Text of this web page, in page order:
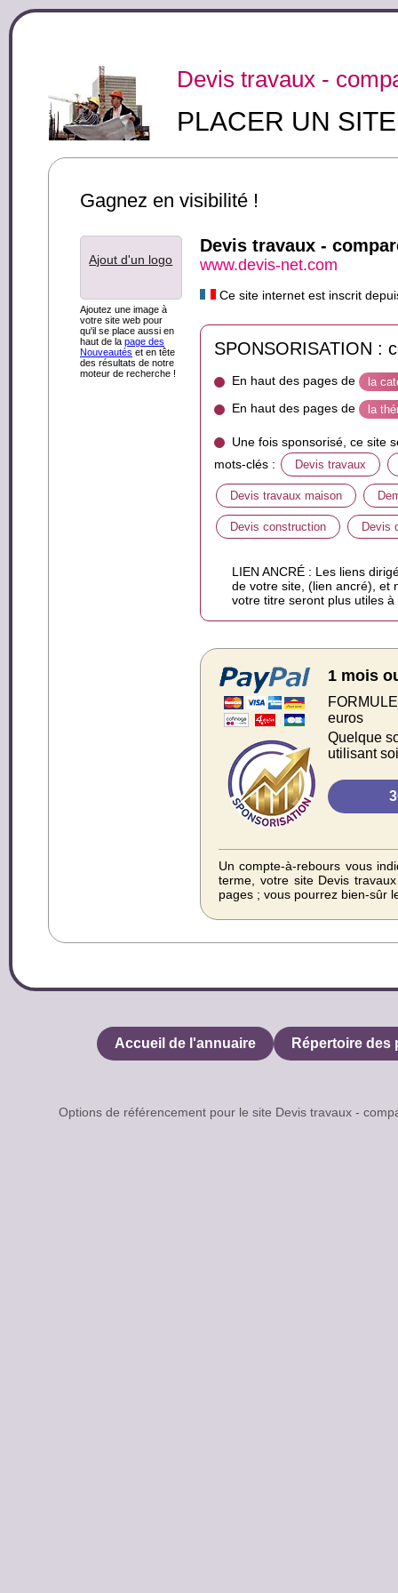
Devis travaux -
PLACER UN
Gagnez en visibilité !
Ajout d'un logo
Ajoutez une image à
votre site web pour
qu'il se place aussi en
haut de la page des
Nouveautés et en tête
des résultats de notre
moteur de recherche !
Devis travaux -
www.devis-net.com
Ce site internet est inscrit
SPONSORISATION :
En haut des pages de la
En haut des pages de la
Une fois sponsorisé, ce site
mots-clés :
Devis travaux
Devis travaux maison
Devis construction Devis
LIEN ANCRÉ : Les liens
de votre site, (lien ancré), et
votre titre seront plus utiles
1 mois
euros
Quelque
utilisant
Un compte-à-rebours vous
terme, votre site Devis
pages ; vous pourrez bien-sûr
Accueil de l'annuaire Répertoire
Options de référencement pour le site Devis travaux -